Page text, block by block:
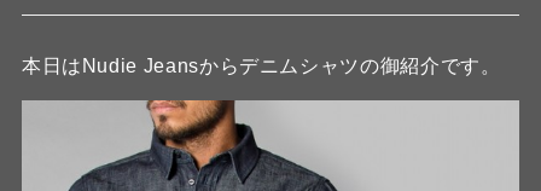
本日はNudie Jeansからデニムシャツの御紹介です。